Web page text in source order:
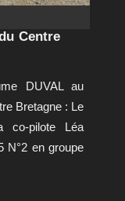
Centre
DUVAL au
Bretagne : Le
co-pilote Léa
N°2 en groupe